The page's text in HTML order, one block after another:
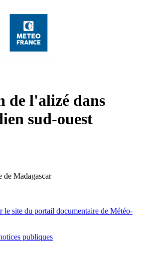
de l'alizé dans
sud-ouest
de Madagascar
le site du portail documentaire de Météo-
publiques